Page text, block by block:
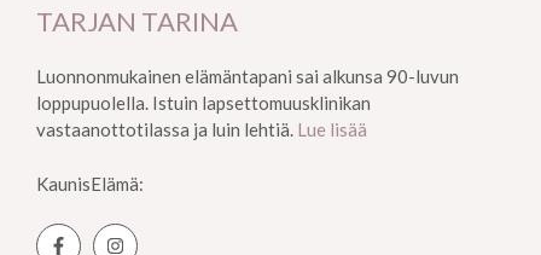
TARJAN TARINA
Luonnonmukainen elämäntapani sai alkunsa 90-luvun
loppupuolella. Istuin lapsettomuusklinikan
vastaanottotilassa ja luin lehtiä. Lue lisää
KaunisElämä: